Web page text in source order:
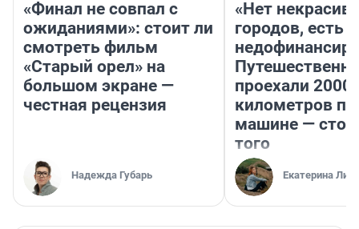
«Финал не совпал с
ожиданиями»: стоит ли
смотреть фильм
«Старый орел» на
большом экране —
честная рецензия
Надежда Губарь
«Нет
городов, есть
проехали 2000
километров по
машине —
того
Екатерина